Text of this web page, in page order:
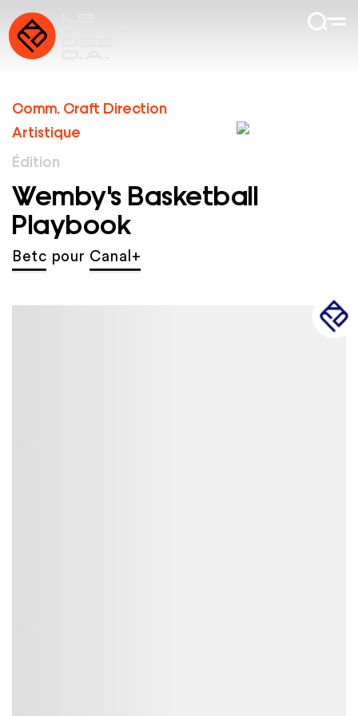
Comm. Craft Direction
Artistique
Édition
Wemby's Basketball
Playbook
Betc pour Canal+